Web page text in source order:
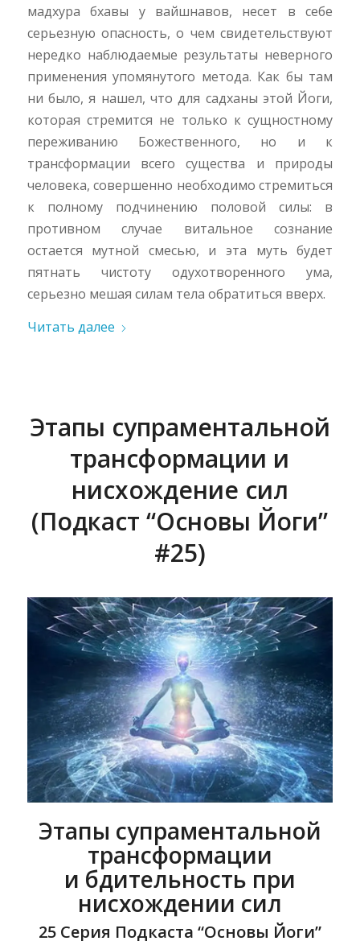
мадхура бхавы у вайшнавов, несет в себе
серьезную опасность, о чем свидетельствуют
нередко наблюдаемые результаты неверного
применения упомянутого метода. Как бы там
ни было, я нашел, что для садханы этой Йоги,
которая стремится не только к сущностному
переживанию Божественного, но и к
трансформации всего существа и природы
человека, совершенно необходимо стремиться
к полному подчинению половой силы: в
противном случае витальное сознание
остается мутной смесью, и эта муть будет
пятнать чистоту одухотворенного ума,
серьезно мешая силам тела обратиться вверх.
Читать далее
Этапы супраментальной
трансформации и
нисхождение сил
(Подкаст “Основы Йоги”
#25)
Этапы супраментальной
трансформации
и бдительность при
нисхождении сил
25 Серия Подкаста “Основы Йоги”